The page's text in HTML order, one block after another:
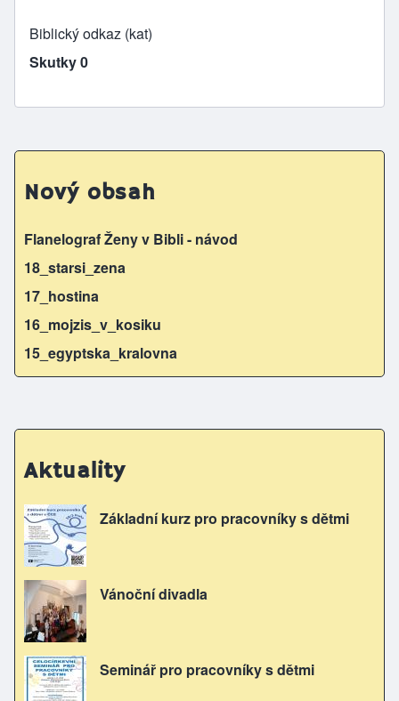
Biblický odkaz (kat)
Skutky 0
Nový obsah
Flanelograf Ženy v Bibli - návod
18_starsi_zena
17_hostina
16_mojzis_v_kosiku
15_egyptska_kralovna
Aktuality
Základní kurz pro pracovníky s dětmi
Vánoční divadla
Seminář pro pracovníky s dětmi